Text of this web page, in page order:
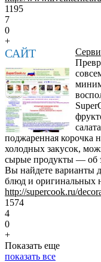
1195
7
0
+
САЙТ
поджаренная корочка
холодных закусок,
сырые продукты — об
Вы найдете варианты
блюд и оригинальных
http://supercook.ru/
1574
4
0
+
Показать еще
показать все